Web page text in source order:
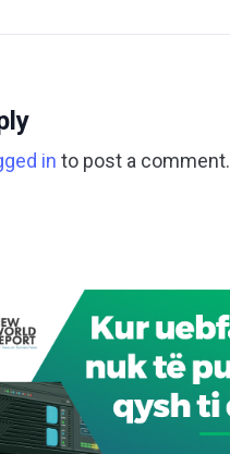
in to post a comment.